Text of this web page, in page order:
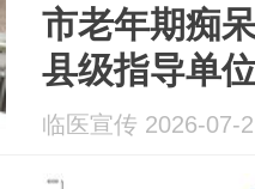
市老年期痴
县级指导单
临医宣传 2026-07-